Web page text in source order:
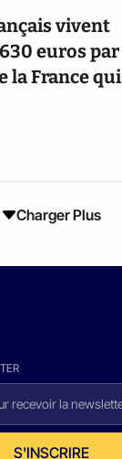
vivent
euros par
la France qui
Charger Plus
S'INSCRIRE